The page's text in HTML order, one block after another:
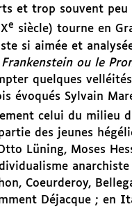
et trop souvent peu
e siècle) tourne en
si aimée et
Frankenstein ou le
quelques
évoqués Sylvain
celui du milieu
des jeunes
Lüning, Moses
Coeurderoy,
Déjacque ; en